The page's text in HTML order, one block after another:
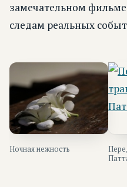
замечательном фильме
следам реальных
Ночная нежность